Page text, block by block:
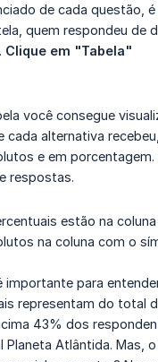
de cada questão,
quem respondeu de
Clique em "Tabela"
você consegue
cada alternativa
e em porcentagem.
respostas.
estão na
na coluna com o
importante para
representam do total
43% dos
Planeta Atlântida. Mas,